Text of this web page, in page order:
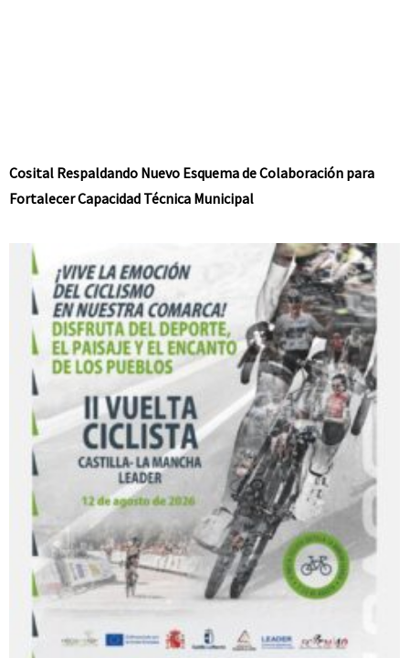
Cosital Respaldando Nuevo Esquema de Colaboración para
Fortalecer Capacidad Técnica Municipal